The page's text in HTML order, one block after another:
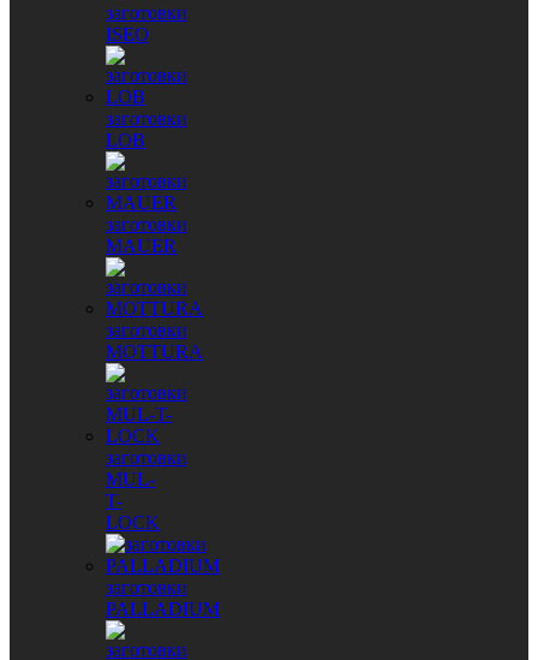
заготовки
ISEO
заготовки
LOB
заготовки
MAUER
заготовки
MOTTURA
заготовки
MUL-
T-
LOCK
заготовки
PALLADIUM